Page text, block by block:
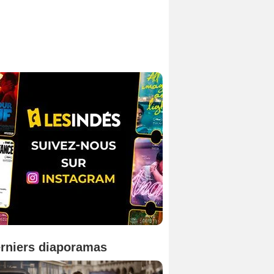
diaporamas